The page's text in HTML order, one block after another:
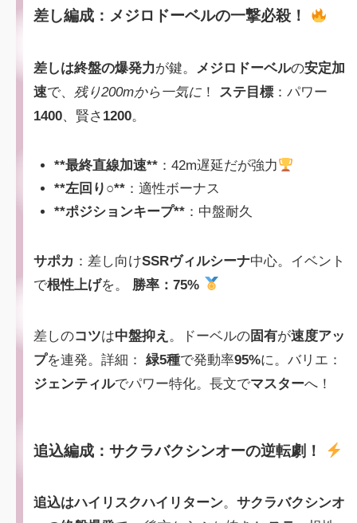
差し編成：メジロドーベルの一撃必殺！
差しは終盤の爆発力が鍵。 メジロドーベルの安定加
速で、 残り200mから一気に ！ ステ目標 ：パワー
1400、賢さ 1200。
**最終直線加速**：42m遅延だが強力
**左回り○**：適性ボーナス
**ポジションキープ**：中盤耐久
サポカ ：差し向けSSRヴィルシーナ中心。イベント
で根性上げを。 勝率：75%
差しのコツは中盤抑え 。ドーベルの固有が速度アッ
プを連発。詳細：緑5種で発動率95%に。バリエ：
ジェンティルでパワー特化。長文でマスターへ！
追込編成：サクラバクシンオーの逆転劇！
追込はハイリスクハイリターン。サクラバクシンオ